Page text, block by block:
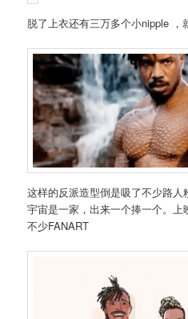
脱了上衣还有三万多个小nipple ，
这样的反派造型倒是吸了不少路
宇宙是一家，出来一个捧一个。
不少FANART